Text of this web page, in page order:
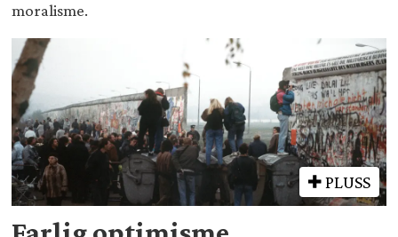
moralisme.
PLUSS